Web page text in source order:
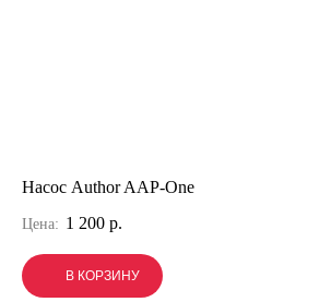
Насос Author AAP-One
Цена: 1 200 р.
В КОРЗИНУ
В КОРЗИНУ
В КОРЗИНУ